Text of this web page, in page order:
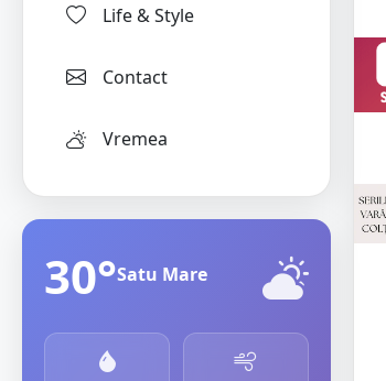
Life & Style
Contact
Vremea
30°Satu Mare